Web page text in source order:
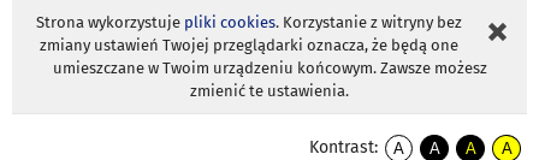
Strona wykorzystuje pliki cookies. Korzystanie z witryny bez
zmiany ustawień Twojej przeglądarki oznacza, że będą one
umieszczane w Twoim urządzeniu końcowym. Zawsze możesz
zmienić te ustawienia.
Kontrast:
A
A
A
A